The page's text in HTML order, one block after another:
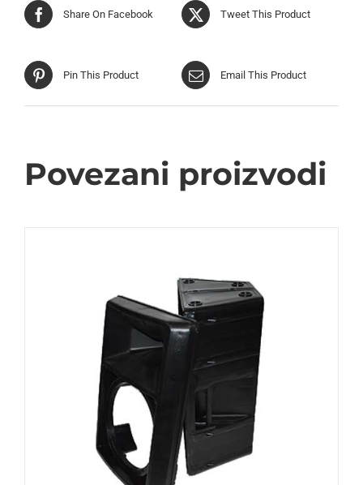
Share On Facebook Tweet This Product
Pin This Product Email This Product
Povezani proizvodi